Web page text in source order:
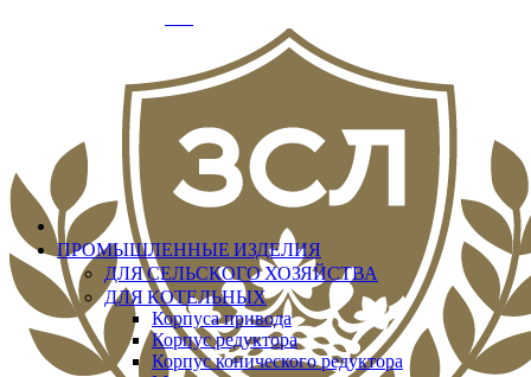
ПРОМЫШЛЕННЫЕ ИЗДЕЛИЯ
ДЛЯ СЕЛЬСКОГО ХОЗЯЙСТВА
ДЛЯ КОТЕЛЬНЫХ
Корпуса привода
Корпус редуктора
Корпус конического редуктора